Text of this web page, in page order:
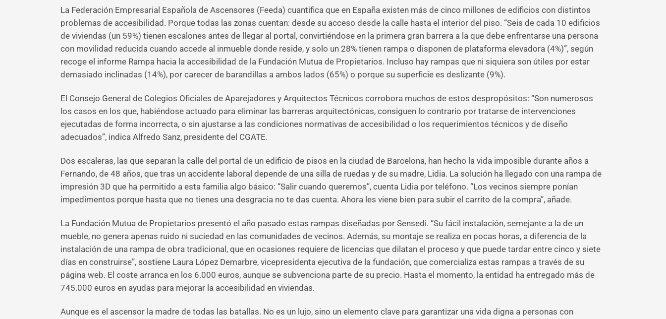
La Federación Empresarial Española de Ascensores (Feeda) cuantifica que en España existen más de cinco millones de edificios con distintos
problemas de accesibilidad. Porque todas las zonas cuentan: desde su acceso desde la calle hasta el interior del piso. “Seis de cada 10 edificios
de viviendas (un 59%) tienen escalones antes de llegar al portal, convirtiéndose en la primera gran barrera a la que debe enfrentarse una persona
con movilidad reducida cuando accede al inmueble donde reside, y solo un 28% tienen rampa o disponen de plataforma elevadora (4%)”, según
recoge el informe Rampa hacia la accesibilidad de la Fundación Mutua de Propietarios. Incluso hay rampas que ni siquiera son útiles por estar
demasiado inclinadas (14%), por carecer de barandillas a ambos lados (65%) o porque su superficie es deslizante (9%).
El Consejo General de Colegios Oficiales de Aparejadores y Arquitectos Técnicos corrobora muchos de estos despropósitos: “Son numerosos
los casos en los que, habiéndose actuado para eliminar las barreras arquitectónicas, consiguen lo contrario por tratarse de intervenciones
ejecutadas de forma incorrecta, o sin ajustarse a las condiciones normativas de accesibilidad o los requerimientos técnicos y de diseño
adecuados”, indica Alfredo Sanz, presidente del CGATE.
Dos escaleras, las que separan la calle del portal de un edificio de pisos en la ciudad de Barcelona, han hecho la vida imposible durante años a
Fernando, de 48 años, que tras un accidente laboral depende de una silla de ruedas y de su madre, Lidia. La solución ha llegado con una rampa de
impresión 3D que ha permitido a esta familia algo básico: “Salir cuando queremos”, cuenta Lidia por teléfono. “Los vecinos siempre ponían
impedimentos porque hasta que no tienes una desgracia no te das cuenta. Ahora les viene bien para subir el carrito de la compra”, añade.
La Fundación Mutua de Propietarios presentó el año pasado estas rampas diseñadas por Sensedi. “Su fácil instalación, semejante a la de un
mueble, no genera apenas ruido ni suciedad en las comunidades de vecinos. Además, su montaje se realiza en pocas horas, a diferencia de la
instalación de una rampa de obra tradicional, que en ocasiones requiere de licencias que dilatan el proceso y que puede tardar entre cinco y siete
días en construirse”, sostiene Laura López Demarbre, vicepresidenta ejecutiva de la fundación, que comercializa estas rampas a través de su
página web. El coste arranca en los 6.000 euros, aunque se subvenciona parte de su precio. Hasta el momento, la entidad ha entregado más de
745.000 euros en ayudas para mejorar la accesibilidad en viviendas.
Aunque es el ascensor la madre de todas las batallas. No es un lujo, sino un elemento clave para garantizar una vida digna a personas con